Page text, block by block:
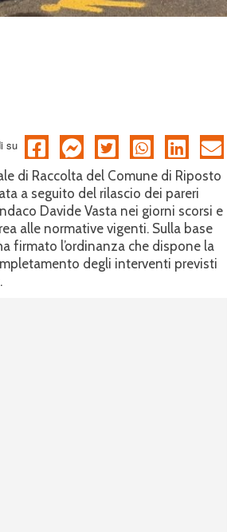
su
di Raccolta del Comune di Riposto
a seguito del rilascio dei pareri
Davide Vasta nei giorni scorsi e
alle normative vigenti. Sulla base
firmato l’ordinanza che dispone la
degli interventi previsti